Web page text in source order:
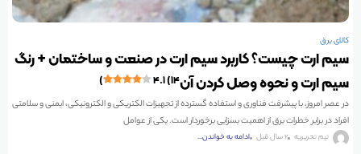
کالای برق
سیم ارت چیست؟ کاربرد سیم ارت در صنعت و ساختمان + رنگ
سیم ارت و نحوه وصل کردن آن۴.۱ (۱۴)
در عصر امروز، با پیشرفت فناوری و استفاده گسترده از تجهیزات الکتریکی و الکترونیکی، ایمنی و سلامتی
افراد در برابر خطرات برق از اهمیت بسزایی برخوردار است. یکی از عوامل
تیم تحریریه 2 سال قبل ادامه به خواندن...